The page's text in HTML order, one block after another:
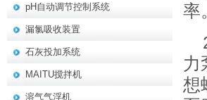
率
力
想
pH自动调节控制系统
漏氯吸收装置
石灰投加系统
MAITU搅拌机
溶气气浮机